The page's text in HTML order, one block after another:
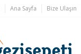
Ana Sayfa Bize Ulaşın